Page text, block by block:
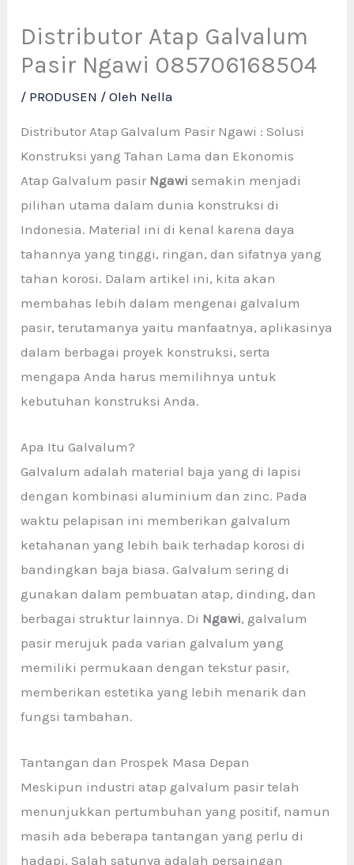
Distributor Atap Galvalum
Pasir Ngawi 085706168504
/ PRODUSEN / Oleh Nella
Distributor Atap Galvalum Pasir Ngawi : Solusi
Konstruksi yang Tahan Lama dan Ekonomis
Atap Galvalum pasir Ngawi semakin menjadi
pilihan utama dalam dunia konstruksi di
Indonesia. Material ini di kenal karena daya
tahannya yang tinggi, ringan, dan sifatnya yang
tahan korosi. Dalam artikel ini, kita akan
membahas lebih dalam mengenai galvalum
pasir, terutamanya yaitu manfaatnya, aplikasinya
dalam berbagai proyek konstruksi, serta
mengapa Anda harus memilihnya untuk
kebutuhan konstruksi Anda.
Apa Itu Galvalum?
Galvalum adalah material baja yang di lapisi
dengan kombinasi aluminium dan zinc. Pada
waktu pelapisan ini memberikan galvalum
ketahanan yang lebih baik terhadap korosi di
bandingkan baja biasa. Galvalum sering di
gunakan dalam pembuatan atap, dinding, dan
berbagai struktur lainnya. Di Ngawi, galvalum
pasir merujuk pada varian galvalum yang
memiliki permukaan dengan tekstur pasir,
memberikan estetika yang lebih menarik dan
fungsi tambahan.
Tantangan dan Prospek Masa Depan
Meskipun industri atap galvalum pasir telah
menunjukkan pertumbuhan yang positif, namun
masih ada beberapa tantangan yang perlu di
hadapi. Salah satunya adalah persaingan